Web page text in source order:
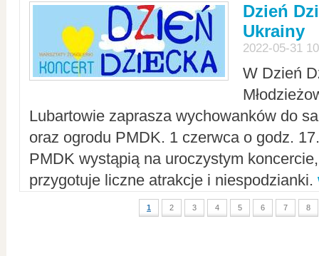
Dzień
Ukrainy
2022-05-31
W Dzień
Lubartowie zaprasza wychowanków do
oraz ogrodu PMDK. 1 czerwca o godz.
PMDK wystąpią na uroczystym
przygotuje liczne atrakcje i niespodzianki.
1 2 3 4 5 6 7 8